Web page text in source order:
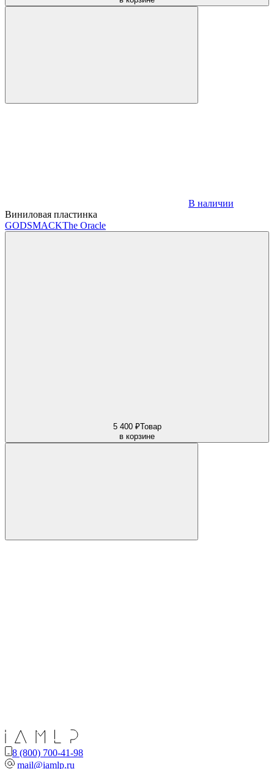
В наличии
Виниловая пластинка
GODSMACKThe Oracle
5 400 ₽Товар
в корзине
8 (800) 700-41-98
mail@iamlp.ru